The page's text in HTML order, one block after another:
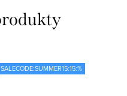
SALECODE:SUMMER15:15:%